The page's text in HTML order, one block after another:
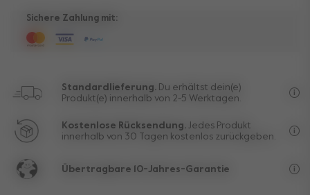
Sichere Zahlung mit:
Standardlieferung. Du erhältst dein(e)
Produkt(e) innerhalb von 2-5 Werktagen.
Kostenlose Rücksendung. Jedes Produkt
innerhalb von 30 Tagen kostenlos zurückgeben.
Übertragbare 10-Jahres-Garantie